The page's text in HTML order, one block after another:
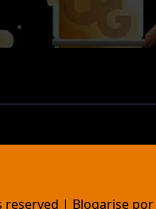
reserved | Blogarise por